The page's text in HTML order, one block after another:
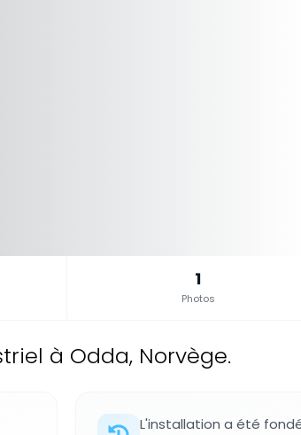
1
Photos
à Odda, Norvège.
L'installation a été